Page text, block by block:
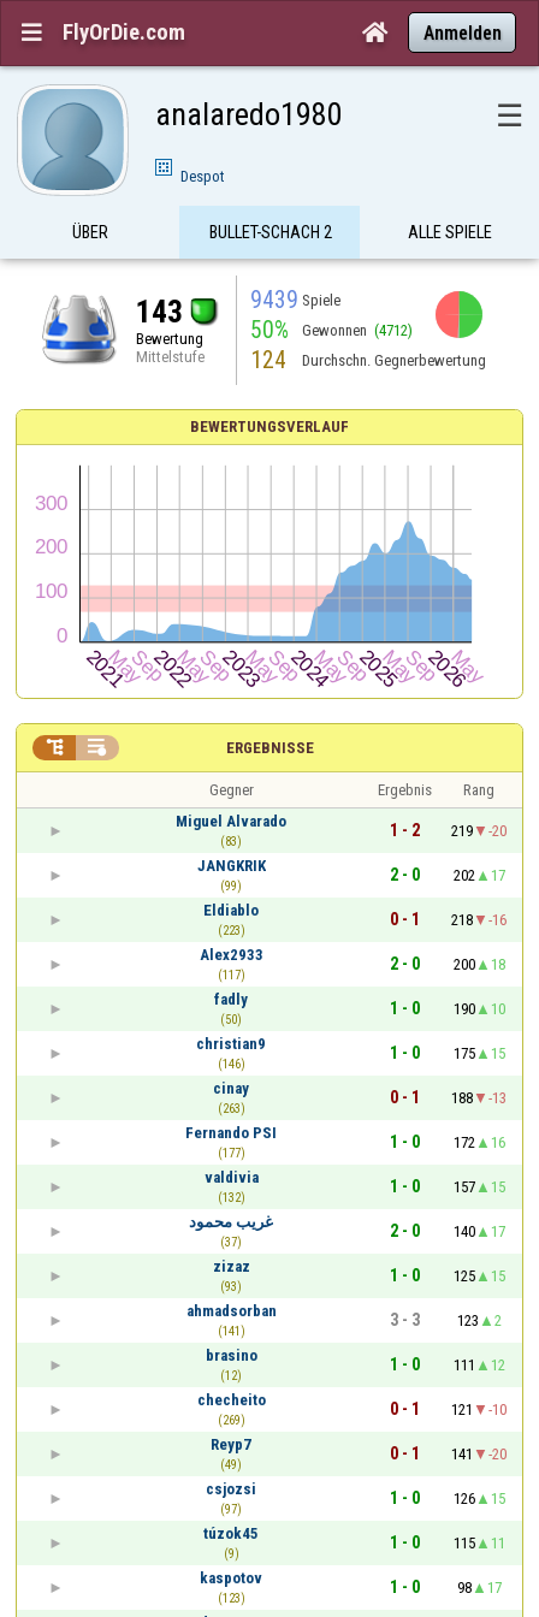
 FlyOrDie.com  Anmelden
analaredo1980 ☰
Despot
ÜBER BULLET-SCHACH 2 ALLE SPIELE
143
Bewertung
Mittelstufe
9439 Spiele
50% Gewonnen (4712)
124 Durchschn. Gegnerbewertung
BEWERTUNGSVERLAUF
ERGEBNISSE
 
Gegner Ergebnis
Rang
Miguel Alvarado
(83)
1 - 2 219
-20
JANGKRIK
(99)
2 - 0 202
17
Eldiablo
(223)
0 - 1 218
-16
Alex2933
(117)
2 - 0 200
18
fadly
(50)
1 - 0 190
10
christian9
(146)
1 - 0 175
15
cinay
(263)
0 - 1 188
-13
Fernando PSI
(177)
1 - 0 172
16
valdivia
(132)
1 - 0 157
15
غريب محمود
(37)
2 - 0 140
17
zizaz
(93)
1 - 0 125
15
ahmadsorban
(141)
3 - 3 123
2
brasino
(12)
1 - 0 111
12
checheito
(269)
0 - 1 121
-10
Reyp7
(49)
0 - 1 141
-20
csjozsi
(97)
1 - 0 126
15
túzok45
(9)
1 - 0 115
11
kaspotov
(123)
1 - 0 98
17